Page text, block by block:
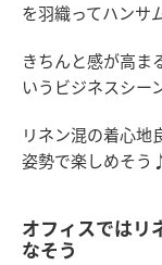
を羽織ってハンサ
きちんと感が高ま
いうビジネスシー
リネン混の着心地
姿勢で楽しめそう
オフィスではリ
なそう